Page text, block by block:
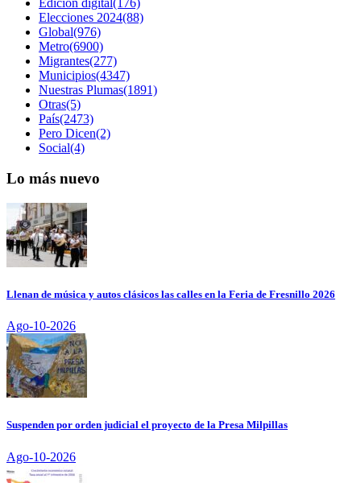
Elecciones 2024(88)
Global(976)
Metro(6900)
Migrantes(277)
Municipios(4347)
Nuestras Plumas(1891)
Otras(5)
País(2473)
Pero Dicen(2)
Social(4)
Lo más nuevo
Llenan de música y autos clásicos las calles en la Feria de Fresnillo 2026
Ago-10-2026
Suspenden por orden judicial el proyecto de la Presa Milpillas
Ago-10-2026